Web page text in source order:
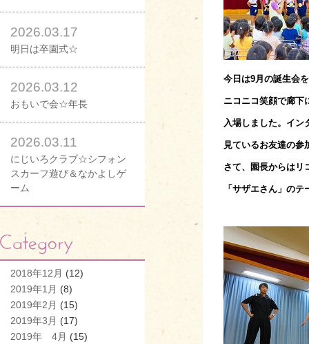
2026.03.17
明日は卒園式☆
2026.03.12
おもいで会☆年長
2026.03.11
にじいろクラブ☆シフォン
スカーフ遊び＆なかよしゲ
ーム
2018年12月 (12)
2019年1月 (8)
2019年2月 (15)
2019年3月 (17)
2019年 4月 (15)
今日は9月の誕生会
ニコニコ笑顔で廊下
入場しました。イン
見ているお友達の参
さて、園長からはリ
「サザエさん」の